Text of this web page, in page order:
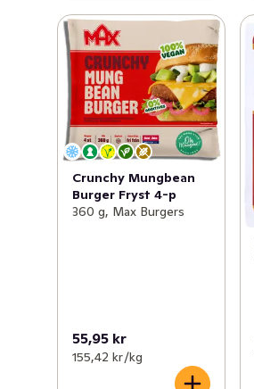
Crunchy Mungbean
Burger Fryst 4-p
360 g, Max Burgers
55,95 kr
155,42 kr /kg